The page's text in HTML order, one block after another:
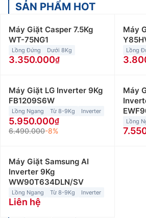
SẢN PHẨM HOT
Máy Giặt Casper 7.5Kg
WT-75NG1
Lồng Đứng Dưới 8Kg
3.350.000
Máy
Lồng
Máy Giặt LG Inverter 9Kg
FB1209S6W
Lồng Ngang Từ 8-9Kg Inverter
5.950.000
6.490.000-8%
Máy
Lồng
Máy Giặt Samsung AI
Inverter 9Kg
WW90T634DLN/SV
Lồng Ngang Từ 8-9Kg Inverter
Liên hệ